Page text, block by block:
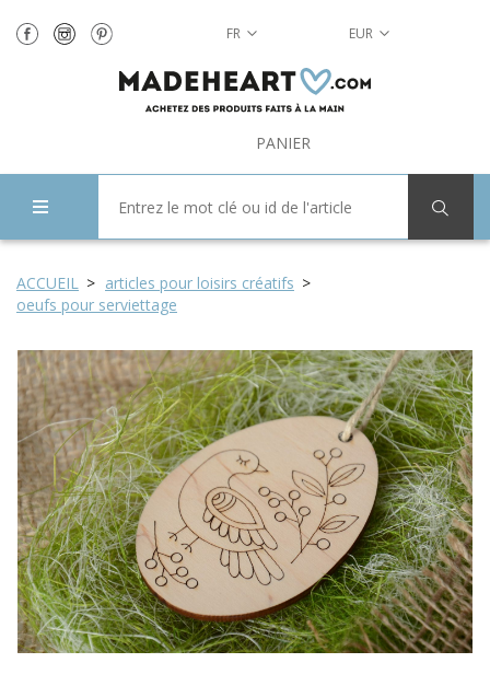
FR EUR
PANIER
ACCUEIL
articles pour loisirs créatifs
oeufs pour serviettage